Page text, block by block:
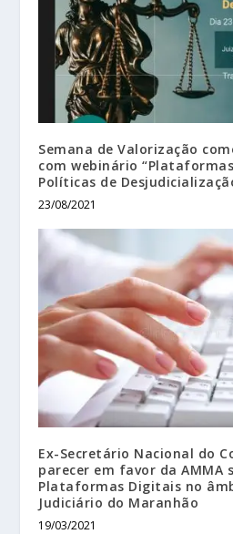
Semana de Valorização
com webinário
Políticas de
23/08/2021
Ex-Secretário Nacional do
parecer em favor da AMMA
Plataformas Digitais no
Judiciário do Maranhão
19/03/2021